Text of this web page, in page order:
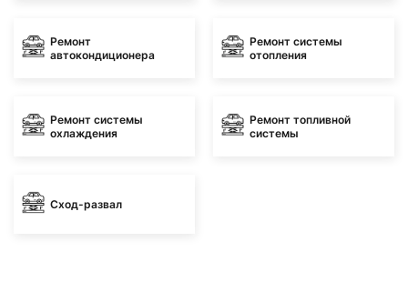
Ремонт
автокондиционера
Ремонт системы
отопления
Ремонт системы
охлаждения
Ремонт топливной
системы
Сход-развал